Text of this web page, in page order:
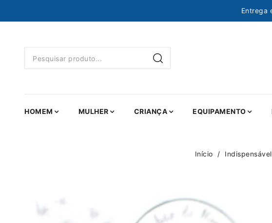
Entrega
HOMEM MULHER CRIANÇA EQUIPAMENTO
Início Indispensável